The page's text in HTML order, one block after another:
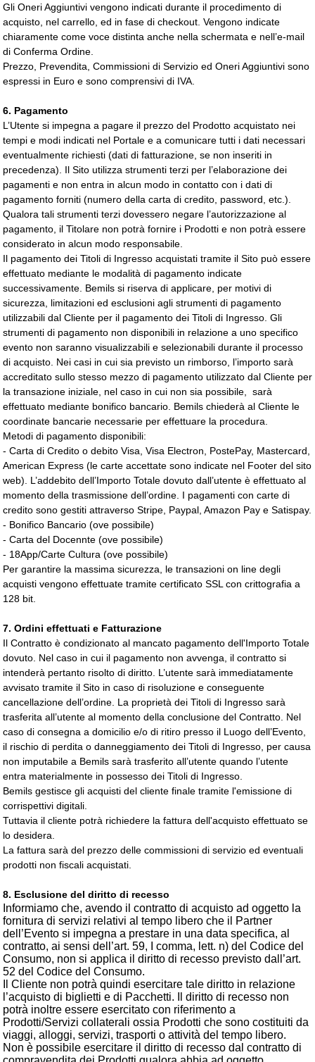
Gli Oneri Aggiuntivi vengono indicati durante il procedimento di
acquisto, nel carrello, ed in fase di checkout. Vengono indicate
chiaramente come voce distinta anche nella schermata e nell’e-mail
di Conferma Ordine.
Prezzo, Prevendita, Commissioni di Servizio ed Oneri Aggiuntivi sono
espressi in Euro e sono comprensivi di IVA.
6. Pagamento
L’Utente si impegna a pagare il prezzo del Prodotto acquistato nei
tempi e modi indicati nel Portale e a comunicare tutti i dati necessari
eventualmente richiesti (dati di fatturazione, se non inseriti in
precedenza). Il Sito utilizza strumenti terzi per l’elaborazione dei
pagamenti e non entra in alcun modo in contatto con i dati di
pagamento forniti (numero della carta di credito, password, etc.).
Qualora tali strumenti terzi dovessero negare l’autorizzazione al
pagamento, il Titolare non potrà fornire i Prodotti e non potrà essere
considerato in alcun modo responsabile.
Il pagamento dei Titoli di Ingresso acquistati tramite il Sito può essere
effettuato mediante le modalità di pagamento indicate
successivamente. Bemils si riserva di applicare, per motivi di
sicurezza, limitazioni ed esclusioni agli strumenti di pagamento
utilizzabili dal Cliente per il pagamento dei Titoli di Ingresso. Gli
strumenti di pagamento non disponibili in relazione a uno specifico
evento non saranno visualizzabili e selezionabili durante il processo
di acquisto. Nei casi in cui sia previsto un rimborso, l’importo sarà
accreditato sullo stesso mezzo di pagamento utilizzato dal Cliente per
la transazione iniziale, nel caso in cui non sia possibile, sarà
effettuato mediante bonifico bancario. Bemils chiederà al Cliente le
coordinate bancarie necessarie per effettuare la procedura.
Metodi di pagamento disponibili:
- Carta di Credito o debito Visa, Visa Electron, PostePay, Mastercard,
American Express (le carte accettate sono indicate nel Footer del sito
web). L’addebito dell’Importo Totale dovuto dall’utente è effettuato al
momento della trasmissione dell’ordine. I pagamenti con carte di
credito sono gestiti attraverso Stripe, Paypal, Amazon Pay e Satispay.
- Bonifico Bancario (ove possibile)
- Carta del Docennte (ove possibile)
- 18App/Carte Cultura (ove possibile)
Per garantire la massima sicurezza, le transazioni on line degli
acquisti vengono effettuate tramite certificato SSL con crittografia a
128 bit.
7. Ordini effettuati e Fatturazione
Il Contratto è condizionato al mancato pagamento dell'Importo Totale
dovuto. Nel caso in cui il pagamento non avvenga, il contratto si
intenderà pertanto risolto di diritto. L’utente sarà immediatamente
avvisato tramite il Sito in caso di risoluzione e conseguente
cancellazione dell’ordine. La proprietà dei Titoli di Ingresso sarà
trasferita all’utente al momento della conclusione del Contratto. Nel
caso di consegna a domicilio e/o di ritiro presso il Luogo dell’Evento,
il rischio di perdita o danneggiamento dei Titoli di Ingresso, per causa
non imputabile a Bemils sarà trasferito all’utente quando l’utente
entra materialmente in possesso dei Titoli di Ingresso.
Bemils gestisce gli acquisti del cliente finale tramite l'emissione di
corrispettivi digitali.
Tuttavia il cliente potrà richiedere la fattura dell'acquisto effettuato se
lo desidera.
La fattura sarà del prezzo delle commissioni di servizio ed eventuali
prodotti non fiscali acquistati.
8. Esclusione del diritto di recesso
Informiamo che, avendo il contratto di acquisto ad oggetto la
fornitura di servizi relativi al tempo libero che il Partner
dell’Evento si impegna a prestare in una data specifica, al
contratto, ai sensi dell’art. 59, I comma, lett. n) del Codice del
Consumo, non si applica il diritto di recesso previsto dall’art.
52 del Codice del Consumo.
Il Cliente non potrà quindi esercitare tale diritto in relazione
l’acquisto di biglietti e di Pacchetti. Il diritto di recesso non
potrà inoltre essere esercitato con riferimento a
Prodotti/Servizi collaterali ossia Prodotti che sono costituiti da
viaggi, alloggi, servizi, trasporti o attività del tempo libero.
Non è possibile esercitare il diritto di recesso dal contratto di